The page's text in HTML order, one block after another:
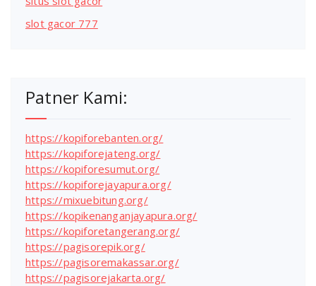
slot gacor 777
Patner Kami:
https://kopiforebanten.org/
https://kopiforejateng.org/
https://kopiforesumut.org/
https://kopiforejayapura.org/
https://mixuebitung.org/
https://kopikenanganjayapura.org/
https://kopiforetangerang.org/
https://pagisorepik.org/
https://pagisoremakassar.org/
https://pagisorejakarta.org/